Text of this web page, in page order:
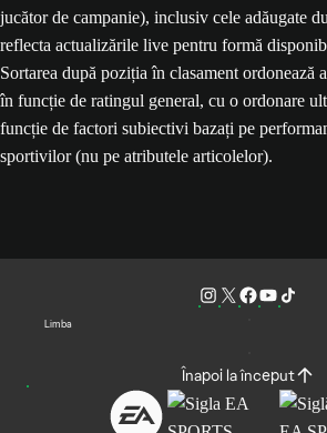
jucător de campanie), inclusiv cele adăugate
reflecta actualizările live pentru formă
Sortarea după poziția în clasament ordonează
în funcție de ratingul general, cu o ordonare
funcție de factori subiectivi bazați pe
sportivilor (nu pe atributele articolelor).
Limba
Înapoi la început